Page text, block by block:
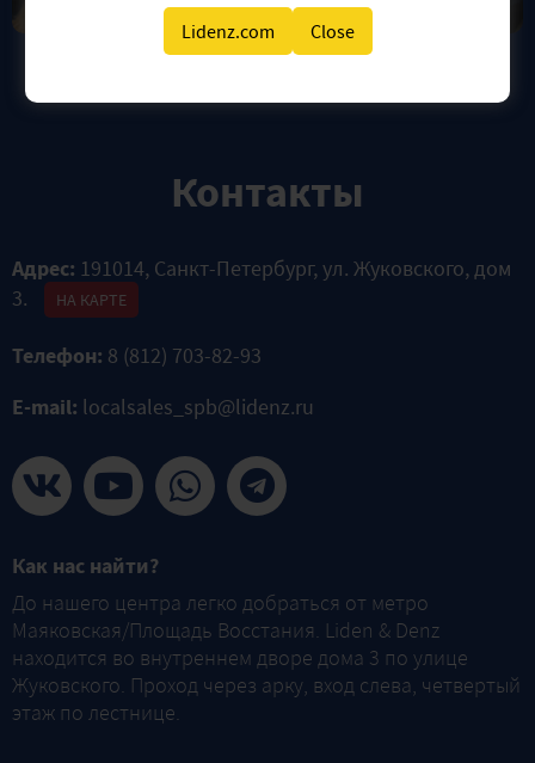
Lidenz.com Close
Контакты
Адрес: 191014, Санкт-Петербург, ул. Жуковского, дом
3.
НА КАРТЕ
Телефон: 8 (812) 703-82-93
E-mail: localsales_spb@lidenz.ru
Как нас найти?
До нашего центра легко добраться от метро
Маяковская/Площадь Восстания. Liden & Denz
находится во внутреннем дворе дома 3 по улице
Жуковского. Проход через арку, вход слева, четвертый
этаж по лестнице.